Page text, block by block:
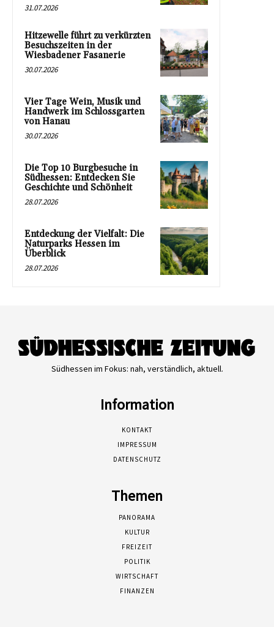
31.07.2026
Hitzewelle führt zu verkürzten
Besuchszeiten in der
Wiesbadener Fasanerie
30.07.2026
Vier Tage Wein, Musik und
Handwerk im Schlossgarten
von Hanau
30.07.2026
Die Top 10 Burgbesuche in
Südhessen: Entdecken Sie
Geschichte und Schönheit
28.07.2026
Entdeckung der Vielfalt: Die
Naturparks Hessen im
Überblick
28.07.2026
Südhessen im Fokus: nah, verständlich, aktuell.
Information
KONTAKT
IMPRESSUM
DATENSCHUTZ
Themen
PANORAMA
KULTUR
FREIZEIT
POLITIK
WIRTSCHAFT
FINANZEN